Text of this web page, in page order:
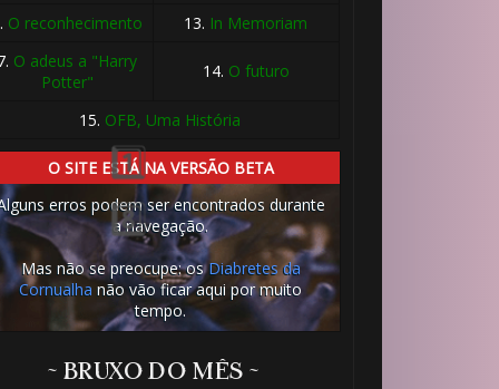
O reconhecimento 13. In Memoriam
O adeus a "Harry
Potter"
14. O futuro
15. OFB, Uma História
O SITE ESTÁ NA VERSÃO BETA
erros podem ser encontrados durante
a navegação.
Mas não se preocupe: osDiabretes da
Cornualha não vão ficar aqui por muito
tempo.
~ BRUXO DO MÊS ~
1️⃣ 8️⃣